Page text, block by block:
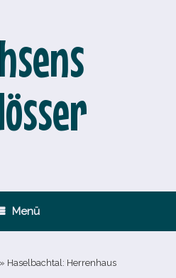
Menü
» Haselbachtal: Herrenhaus